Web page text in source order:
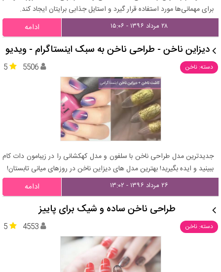
برای مهمانی‌ها مورد استفاده قرار گیرد و استایل جذابی برایتان ایجاد کند.
۲۸ مرداد ۱۳۹۶ - ۱۵:۰۶ ادامه
دیزاین ناخن - طراحی ناخن به سبک اینستاگرام - ویدیو
دسته: ناخن 5 5506
جدیدترین مدل طراحی ناخن با سلفون و مدل کهکشانی را در زیبامون دات کام
ببینید و ایده بگیرید! بهترین مدل های دیزاین ناخن در روزهای میانی تابستان!
۲۶ مرداد ۱۳۹۶ - ۱۳:۰۲ ادامه
طراحی ناخن ساده و شیک برای پاییز
دسته: ناخن 5 4553